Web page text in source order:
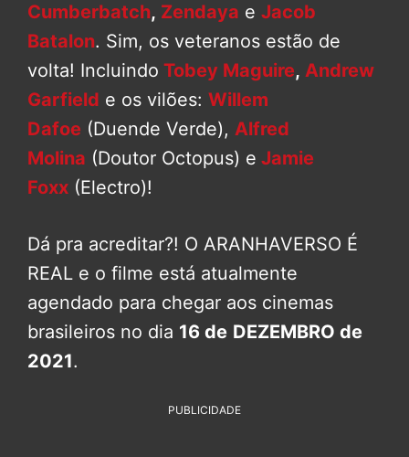
Cumberbatch, Zendaya e Jacob
Batalon. Sim, os veteranos estão de
volta! Incluindo Tobey Maguire, Andrew
Garfield e os vilões: Willem
Dafoe (Duende Verde), Alfred
Molina (Doutor Octopus) e Jamie
Foxx (Electro)!
Dá pra acreditar?! O ARANHAVERSO É
REAL e o filme está atualmente
agendado para chegar aos cinemas
brasileiros no dia 16 de DEZEMBRO de
2021.
PUBLICIDADE